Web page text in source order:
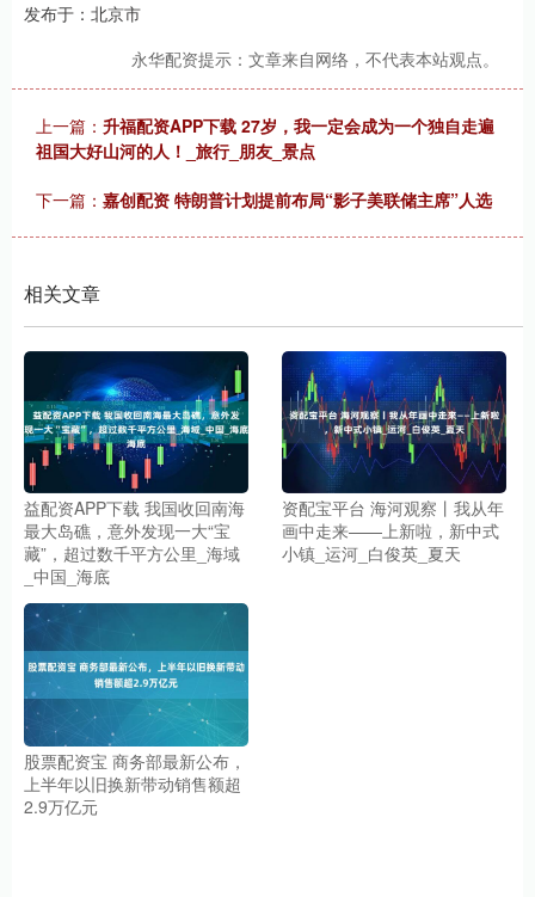
发布于：北京市
永华配资提示：文章来自网络，不代表本站观点。
上一篇： 升福配资APP下载 27岁，我一定会成为一个独自走遍
祖国大好山河的人！_旅行_朋友_景点
下一篇： 嘉创配资 特朗普计划提前布局“影子美联储主席”人选
相关文章
益配资APP下载 我国收回南海
最大岛礁，意外发现一大“宝
藏”，超过数千平方公里_海域
_中国_海底
资配宝平台 海河观察丨我从年
画中走来——上新啦，新中式
小镇_运河_白俊英_夏天
股票配资宝 商务部最新公布，
上半年以旧换新带动销售额超
2.9万亿元